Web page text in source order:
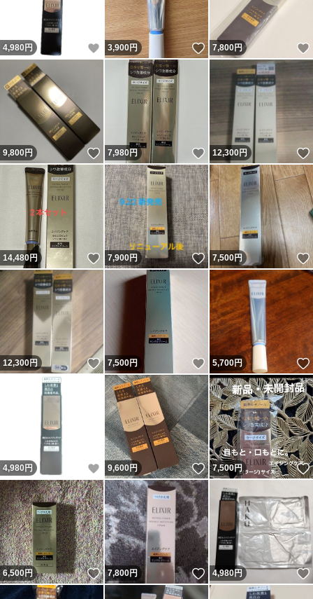
4,980 円 いいね！
3,900円 いいね！
7,800円
9,800円 いいね！
7,980円 いいね！
12,300円
14,480円 いいね！
7,900円 いいね！
7,500円
12,300円 いいね！
7,500円 いいね！
5,700円
4,980 円 いいね！
9,600円 いいね！
7,500円
6,500円 いいね！
7,800円 いいね！
4,980円